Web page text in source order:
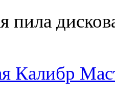
пила
Калибр